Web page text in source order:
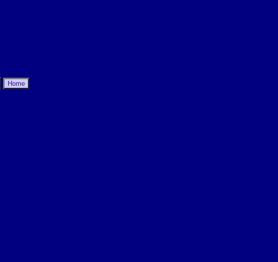
Home